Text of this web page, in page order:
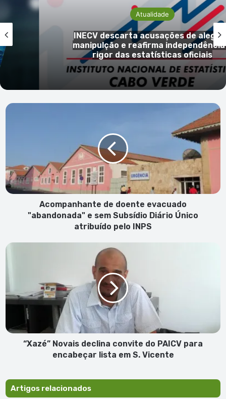
e
Atualidade
“Campanha Bata Branca”
levar cuidados médicos
ilhas com menos recursos
Acompanhante
sem
Subsídio
Diário
atribuído
Acompanhante de doente evacuado
"abandonada" e sem Subsídio Diário Único
atribuído pelo INPS
“Xazé”
PAICV
encabeçar
lista
“Xazé” Novais declina convite do PAICV para
encabeçar lista em S. Vicente
Artigos relacionados